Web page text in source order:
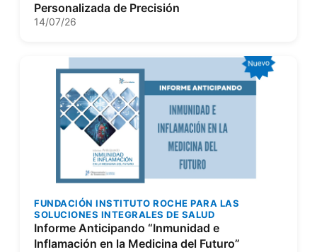
Personalizada de Precisión
14/07/26
FUNDACIÓN INSTITUTO ROCHE PARA LAS
SOLUCIONES INTEGRALES DE SALUD
Informe Anticipando “Inmunidad e
Inflamación en la Medicina del Futuro”